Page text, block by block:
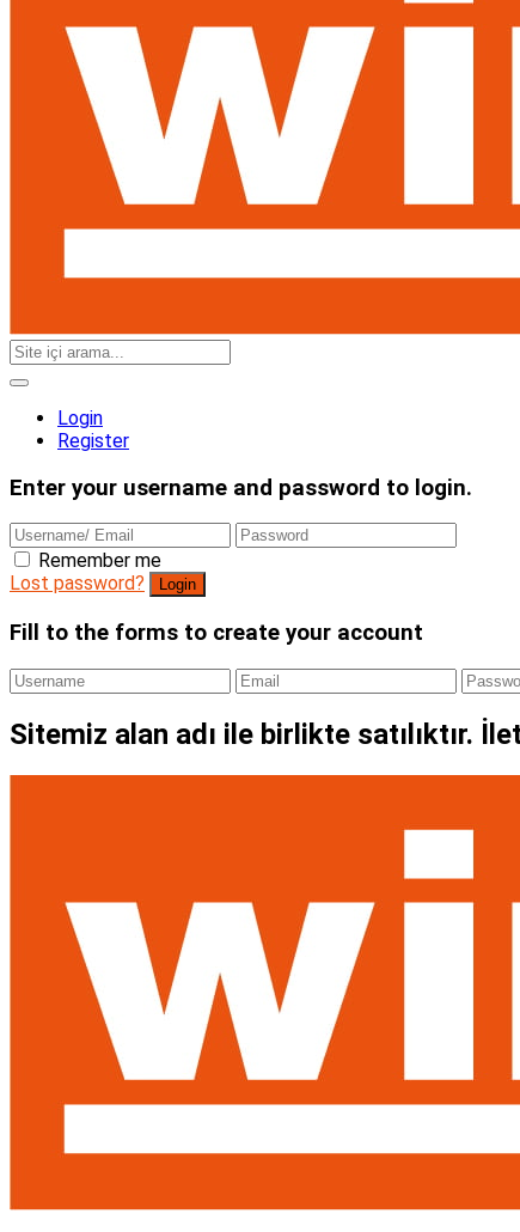
Login
Register
Enter your username and password to login.
Remember me
Lost password?
Fill to the forms to create your account
Sitemiz alan adı ile birlikte satılıktır.